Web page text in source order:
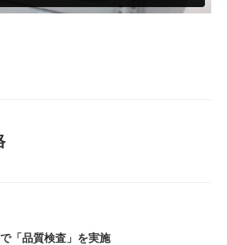
「品質検査」を実施